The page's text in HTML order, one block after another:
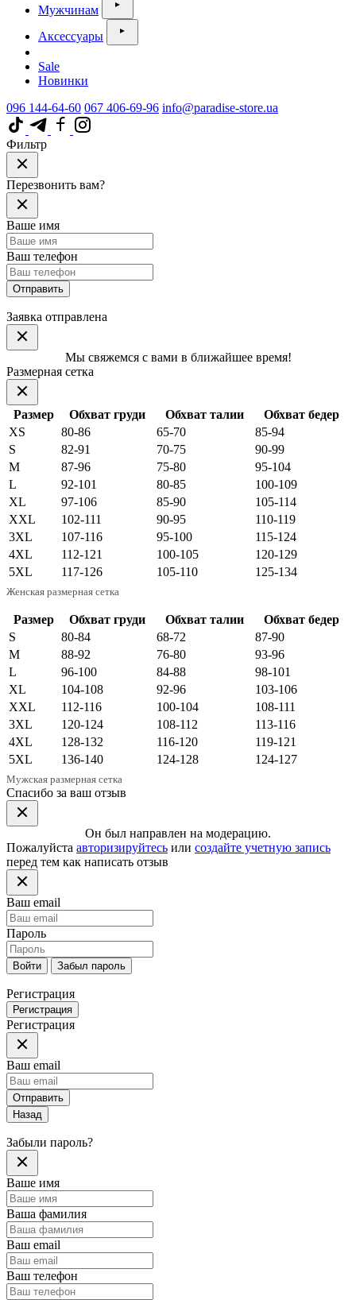
Мужчинам
Аксессуары
Sale
Новинки
096 144-64-60 067 406-69-96 info@paradise-store.ua
Фильтр
Перезвонить вам?
Ваше имя
Ваш телефон
Отправить
Заявка отправлена
Мы свяжемся с вами в ближайшее время!
Размерная сетка
Женская размерная сетка
Размер Обхват груди Обхват талии
Обхват бедер
XS
80-86 65-70
85-94
S
82-91 70-75
90-99
M
87-96 75-80
95-104
L
92-101 80-85
100-109
XL
97-106 85-90
105-114
XXL
102-111 90-95
110-119
3XL
107-116 95-100
115-124
4XL
112-121 100-105
120-129
5XL
117-126 105-110 125-134
Мужская размерная сетка
Размер Обхват груди Обхват талии
Обхват бедер
S
80-84 68-72
87-90
M
88-92 76-80
93-96
L
96-100 84-88
98-101
XL
104-108 92-96
103-106
XXL
112-116 100-104
108-111
3XL
120-124 108-112
113-116
4XL
128-132 116-120
119-121
5XL
136-140 124-128 124-127
Спасибо за ваш отзыв
Он был направлен на модерацию.
Пожалуйста авторизируйтесь или создайте учетную запись
перед тем как написать отзыв
Ваш email
Пароль
Войти Забыл пароль
Регистрация
Регистрация
Регистрация
Ваш email
Отправить
Назад
Забыли пароль?
Ваше имя
Ваша фамилия
Ваш email
Ваш телефон